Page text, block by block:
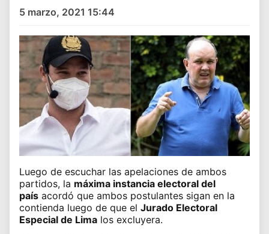
5 marzo, 2021 15:44
Luego de escuchar las apelaciones de ambos
partidos, la máxima instancia electoral del
país acordó que ambos postulantes sigan en la
contienda luego de que el Jurado Electoral
Especial de Lima los excluyera.